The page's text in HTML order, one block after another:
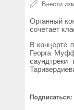
Внести
Органный
сочетает
В концерте
Георга
Подписаться: